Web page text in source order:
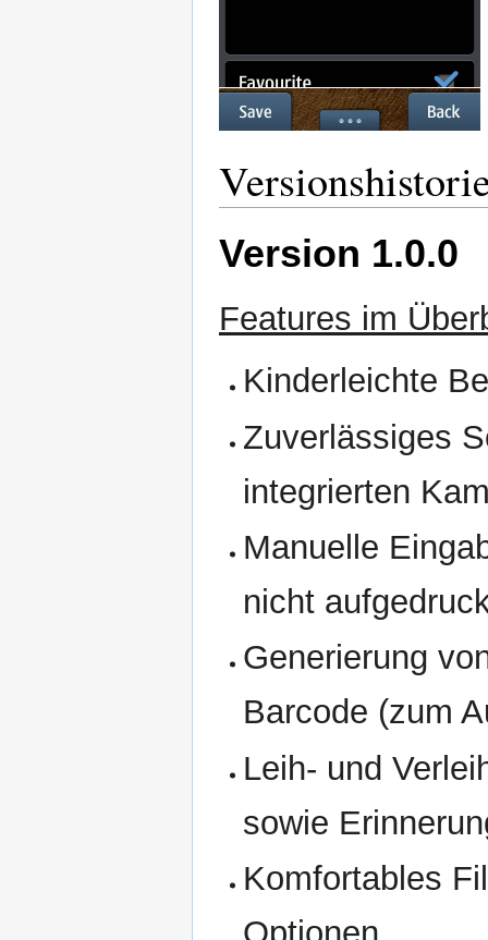
Version 1.0.0
Features im
Kinderleichte
Zuverlässiges
integrierten
Manuelle
nicht
Generierung
Barcode (zum
Leih- und
sowie
Komfortables